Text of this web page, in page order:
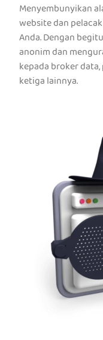
Menyembunyikan
website dan
Anda. Dengan
anonim dan
kepada broker
ketiga lainnya.